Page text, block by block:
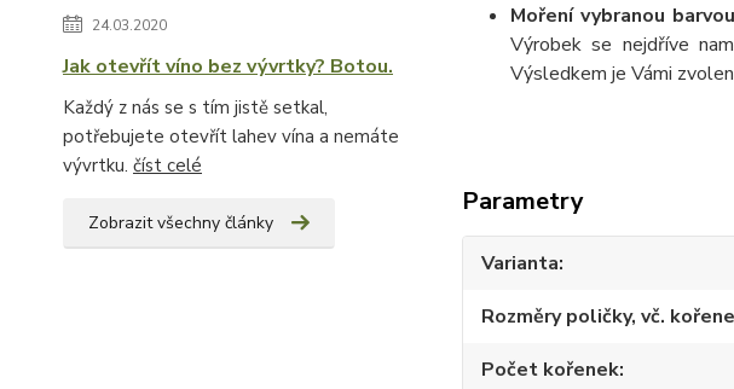
24.03.2020
Jak otevřít víno bez vývrtky? Botou.
Každý z nás se s tím jistě setkal,
potřebujete otevřít lahev vína a nemáte
vývrtku. číst celé
Zobrazit všechny články
Moření vybranou barvou
Výrobek se nejdříve
Výsledkem je Vámi
Parametry
Varianta
Rozměry poličky, vč.
Počet kořenek